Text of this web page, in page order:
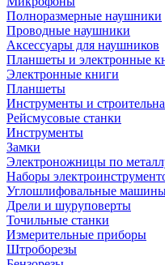
Полноразмерные наушники
Проводные наушники
Аксессуары для наушников
Планшеты и электронные
Электронные книги
Планшеты
Инструменты и
Рейсмусовые станки
Инструменты
Замки
Электроножницы по
Наборы
Углошлифовальные
Дрели и шуруповерты
Точильные станки
Измерительные приборы
Штроборезы